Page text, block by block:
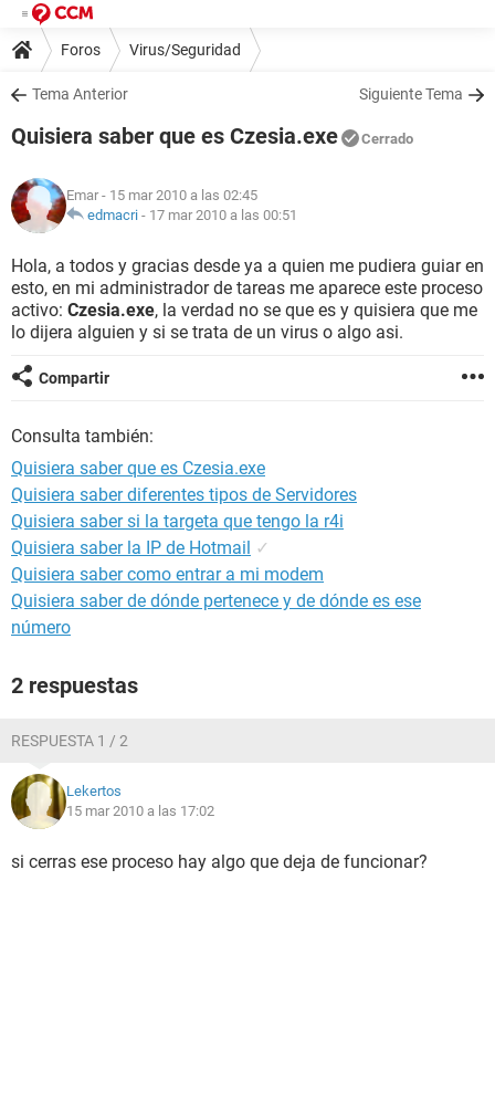
Foros Virus/Seguridad
Tema Anterior Siguiente Tema
Quisiera saber que es Czesia.exe Cerrado
Emar - 15 mar 2010 a las 02:45
edmacri - 17 mar 2010 a las 00:51
Hola, a todos y gracias desde ya a quien me pudiera guiar en
esto, en mi administrador de tareas me aparece este proceso
activo: Czesia.exe, la verdad no se que es y quisiera que me
lo dijera alguien y si se trata de un virus o algo asi.
Compartir
Consulta también:
Quisiera saber que es Czesia.exe
Quisiera saber diferentes tipos de Servidores
Quisiera saber si la targeta que tengo la r4i
Quisiera saber la IP de Hotmail ✓
Quisiera saber como entrar a mi modem
Quisiera saber de dónde pertenece y de dónde es ese
número
2 respuestas
RESPUESTA 1 / 2
Lekertos
15 mar 2010 a las 17:02
si cerras ese proceso hay algo que deja de funcionar?